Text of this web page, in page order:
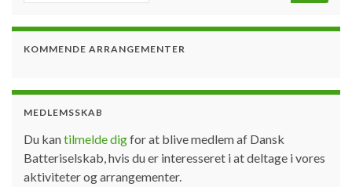
KOMMENDE ARRANGEMENTER
MEDLEMSSKAB
Du kantilmelde digfor at blive medlem af Dansk
Batteriselskab, hvis du er interesseret i at deltage i vores
aktiviteter og arrangementer.